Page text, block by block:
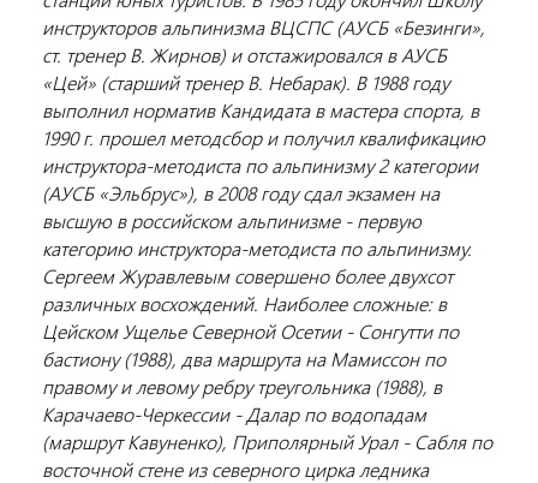
инструкторов альпинизма ВЦСПС (АУСБ «Безинги»,
ст. тренер В. Жирнов) и отстажировался в АУСБ
«Цей» (старший тренер В. Небарак). В 1988 году
выполнил норматив Кандидата в мастера спорта, в
1990 г. прошел методсбор и получил квалификацию
инструктора-методиста по альпинизму 2 категории
(АУСБ «Эльбрус»), в 2008 году сдал экзамен на
высшую в российском альпинизме - первую
категорию инструктора-методиста по альпинизму.
Сергеем Журавлевым совершено более двухсот
различных восхождений. Наиболее сложные: в
Цейском Ущелье Северной Осетии - Сонгутти по
бастиону (1988), два маршрута на Мамиссон по
правому и левому ребру треугольника (1988), в
Карачаево-Черкессии - Далар по водопадам
(маршрут Кавуненко), Приполярный Урал - Сабля по
восточной стене из северного цирка ледника